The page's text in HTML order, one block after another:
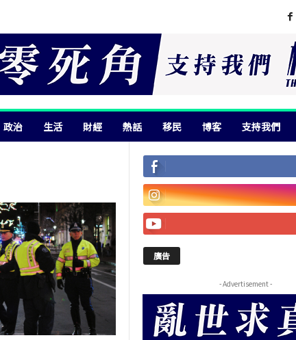
政治 生活 財經 熱話 移民 博客 支持我們
廣告
- Advertisement -